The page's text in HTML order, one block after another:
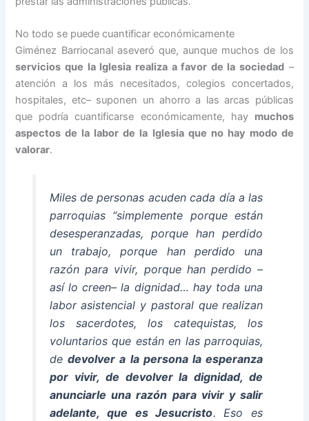
No todo se puede cuantificar económicamente
Giménez Barriocanal aseveró que, aunque muchos de los
servicios que la Iglesia realiza a favor de la sociedad–
atención a los más necesitados, colegios concertados,
hospitales, etc– suponen un ahorro a las arcas públicas
que podría cuantificarse económicamente, hay muchos
aspectos de la labor de la Iglesia que no hay modo de
valorar.
Miles de personas acuden cada día a las
parroquias “simplemente porque están
desesperanzadas, porque han perdido
un trabajo, porque han perdido una
razón para vivir, porque han perdido –
así lo creen– la dignidad… hay toda una
labor asistencial y pastoral que realizan
los sacerdotes, los catequistas, los
voluntarios que están en las parroquias,
de devolver a la persona la esperanza
por vivir, de devolver la dignidad, de
anunciarle una razón para vivir y salir
adelante, que es Jesucristo. Eso es